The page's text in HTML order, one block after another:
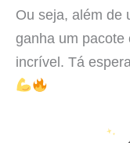
Ou seja, além de
ganha um pacote
incrível. Tá